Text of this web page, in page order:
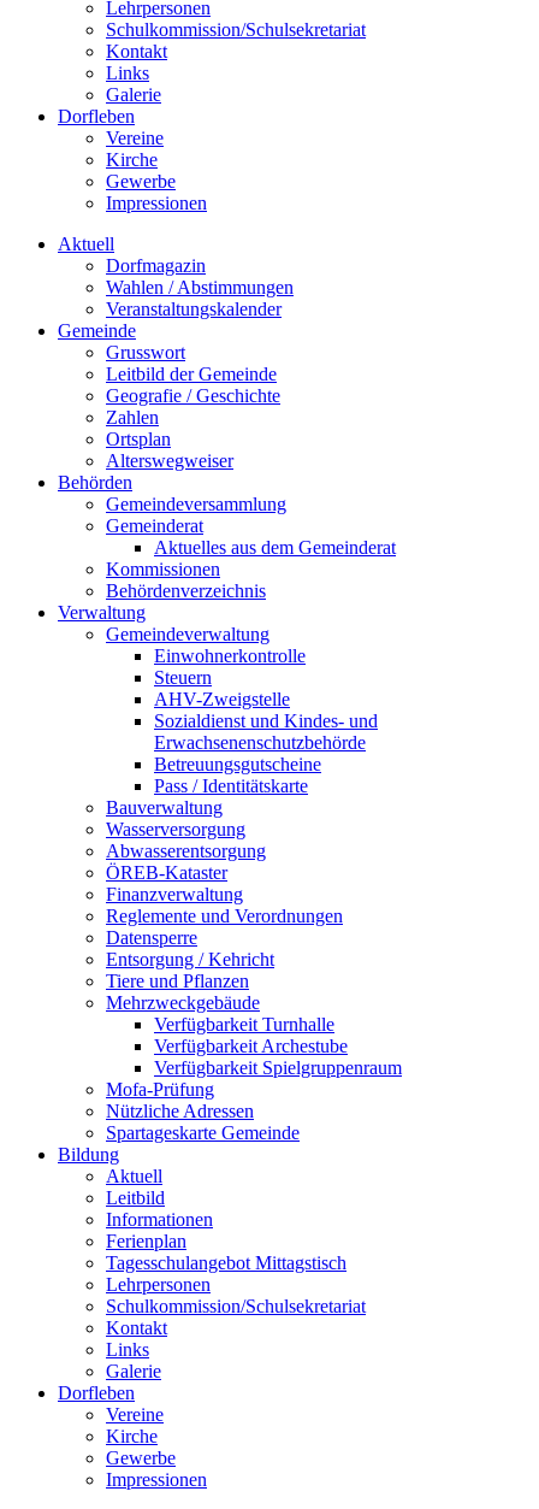
Lehrpersonen
Schulkommission/Schulsekretariat
Kontakt
Links
Galerie
Dorfleben
Vereine
Kirche
Gewerbe
Impressionen
Aktuell
Dorfmagazin
Wahlen / Abstimmungen
Veranstaltungskalender
Gemeinde
Grusswort
Leitbild der Gemeinde
Geografie / Geschichte
Zahlen
Ortsplan
Alterswegweiser
Behörden
Gemeindeversammlung
Gemeinderat
Aktuelles aus dem Gemeinderat
Kommissionen
Behördenverzeichnis
Verwaltung
Gemeindeverwaltung
Einwohnerkontrolle
Steuern
AHV-Zweigstelle
Sozialdienst und Kindes- und
Erwachsenenschutzbehörde
Betreuungsgutscheine
Pass / Identitätskarte
Bauverwaltung
Wasserversorgung
Abwasserentsorgung
ÖREB-Kataster
Finanzverwaltung
Reglemente und Verordnungen
Datensperre
Entsorgung / Kehricht
Tiere und Pflanzen
Mehrzweckgebäude
Verfügbarkeit Turnhalle
Verfügbarkeit Archestube
Verfügbarkeit Spielgruppenraum
Mofa-Prüfung
Nützliche Adressen
Spartageskarte Gemeinde
Bildung
Aktuell
Leitbild
Informationen
Ferienplan
Tagesschulangebot Mittagstisch
Lehrpersonen
Schulkommission/Schulsekretariat
Kontakt
Links
Galerie
Dorfleben
Vereine
Kirche
Gewerbe
Impressionen